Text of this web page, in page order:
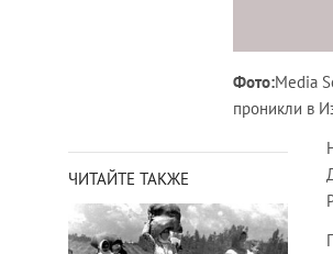
Фото:Media
проникли в
ЧИТАЙТЕ ТАКЖЕ